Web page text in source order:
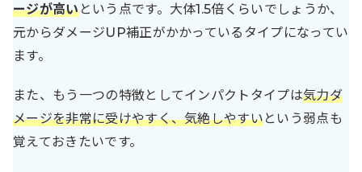
ージが高いという点です。大体1.5倍くらいでしょうか、
元からダメージUP補正がかかっているタイプになってい
ます。
また、もう一つの特徴としてインパクトタイプは気力ダ
メージを非常に受けやすく、気絶しやすいという弱点も
覚えておきたいです。